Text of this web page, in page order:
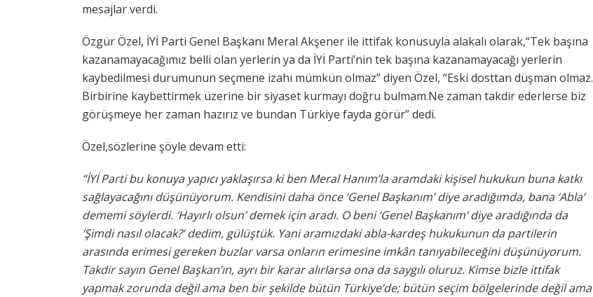
mesajlar verdi.
Özgür Özel, İYİ Parti Genel Başkanı Meral Akşener ile ittifak konusuyla alakalı olarak,“Tek başına
kazanamayacağımız belli olan yerlerin ya da İYİ Parti’nin tek başına kazanamayacağı yerlerin
kaybedilmesi durumunun seçmene izahı mümkün olmaz” diyen Özel, “Eski dosttan düşman olmaz.
Birbirine kaybettirmek üzerine bir siyaset kurmayı doğru bulmam.Ne zaman takdir ederlerse biz
görüşmeye her zaman hazırız ve bundan Türkiye fayda görür” dedi.
Özel,sözlerine şöyle devam etti:
“İYİ Parti bu konuya yapıcı yaklaşırsa ki ben Meral Hanım’la aramdaki kişisel hukukun buna katkı
sağlayacağını düşünüyorum. Kendisini daha önce ‘Genel Başkanım’ diye aradığımda, bana ‘Abla’
dememi söylerdi. ‘Hayırlı olsun’ demek için aradı. O beni ‘Genel Başkanım’ diye aradığında da
‘Şimdi nasıl olacak?’ dedim, gülüştük. Yani aramızdaki abla-kardeş hukukunun da partilerin
arasında erimesi gereken buzlar varsa onların erimesine imkân tanıyabileceğini düşünüyorum.
Takdir sayın Genel Başkan’ın, ayrı bir karar alırlarsa ona da saygılı oluruz. Kimse bizle ittifak
yapmak zorunda değil ama ben bir şekilde bütün Türkiye’de; bütün seçim bölgelerinde değil ama